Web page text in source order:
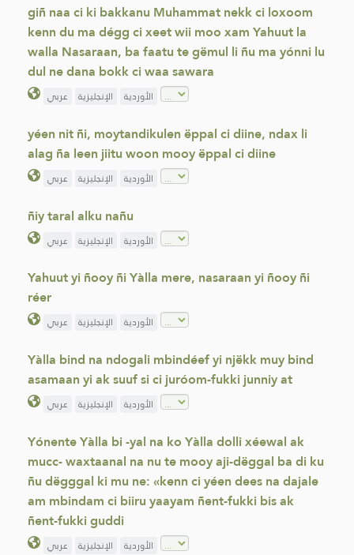
giñ naa ci ki bakkanu Muhammat nekk ci loxoom
kenn du ma dégg ci xeet wii moo xam Yahuut la
walla Nasaraan, ba faatu te gëmul li ñu ma yónni lu
dul ne dana bokk ci waa sawara
عربي الإنجليزية الأوردية
yéen nit ñi, moytandikulen ëppal ci diine, ndax li
alag ña leen jiitu woon mooy ëppal ci diine
عربي الإنجليزية الأوردية
ñiy taral alku nañu
عربي الإنجليزية الأوردية
Yahuut yi ñooy ñi Yàlla mere, nasaraan yi ñooy ñi
réer
عربي الإنجليزية الأوردية
Yàlla bind na ndogali mbindéef yi njëkk muy bind
asamaan yi ak suuf si ci juróom-fukki junniy at
عربي الإنجليزية الأوردية
Yónente Yàlla bi -yal na ko Yàlla dolli xéewal ak
mucc- waxtaanal na nu te mooy aji-dëggal ba di ku
ñu dëgggal ki mu ne: «kenn ci yéen dees na dajale
am mbindam ci biiru yaayam ñent-fukki bis ak
ñent-fukki guddi
عربي الإنجليزية الأوردية